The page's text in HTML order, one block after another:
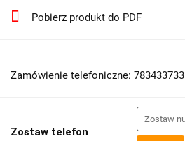
Pobierz produkt do PDF
Zamówienie telefoniczne: 783433733
Zostaw telefon